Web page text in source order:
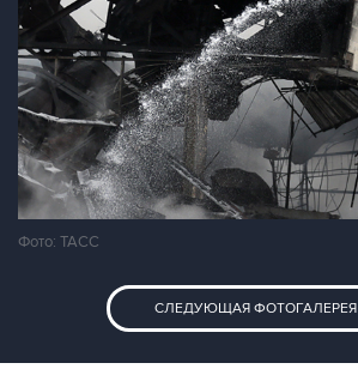
Фото: ТАСС
СЛЕДУЮЩАЯ ФОТОГАЛЕРЕЯ